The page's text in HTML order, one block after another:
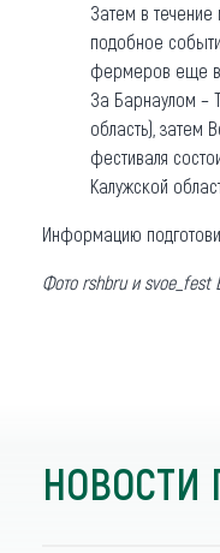
Затем в
подобное
фермеров еще в
За Барнаулом –
область), затем
фестиваля
Калужской
Информацию
Фото rshbru и svoe_fest
НОВОСТИ